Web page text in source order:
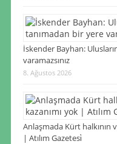
İskender Bayhan:
varamazsınız
8. Ağustos 2026
Anlaşmada Kürt halkının
| Atılım Gazetesi̇